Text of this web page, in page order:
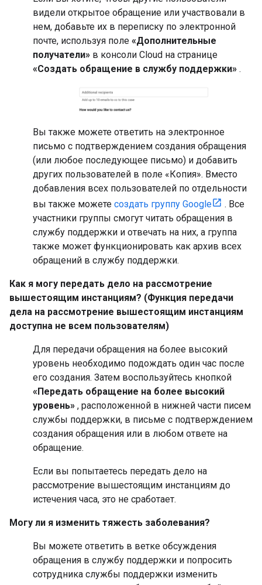
видели открытое обращение или участвовали в
нем, добавьте их в переписку по электронной
почте, используя поле «Дополнительные
получатели» в консоли Cloud на странице
«Создать обращение в службу поддержки» .
Вы также можете ответить на электронное
письмо с подтверждением создания обращения
(или любое последующее письмо) и добавить
других пользователей в поле «Копия». Вместо
добавления всех пользователей по отдельности
вы также можете создать группу Google
. Все
участники группы смогут читать обращения в
службу поддержки и отвечать на них, а группа
также может функционировать как архив всех
обращений в службу поддержки.
Как я могу передать дело на рассмотрение
вышестоящим инстанциям? (Функция передачи
дела на рассмотрение вышестоящим инстанциям
доступна не всем пользователям)
Для передачи обращения на более высокий
уровень необходимо подождать один час после
его создания. Затем воспользуйтесь кнопкой
«Передать обращение на более высокий
уровень» , расположенной в нижней части писем
службы поддержки, в письме с подтверждением
создания обращения или в любом ответе на
обращение.
Если вы попытаетесь передать дело на
рассмотрение вышестоящим инстанциям до
истечения часа, это не сработает.
Могу ли я изменить тяжесть заболевания?
Вы можете ответить в ветке обсуждения
обращения в службу поддержки и попросить
сотрудника службы поддержки изменить